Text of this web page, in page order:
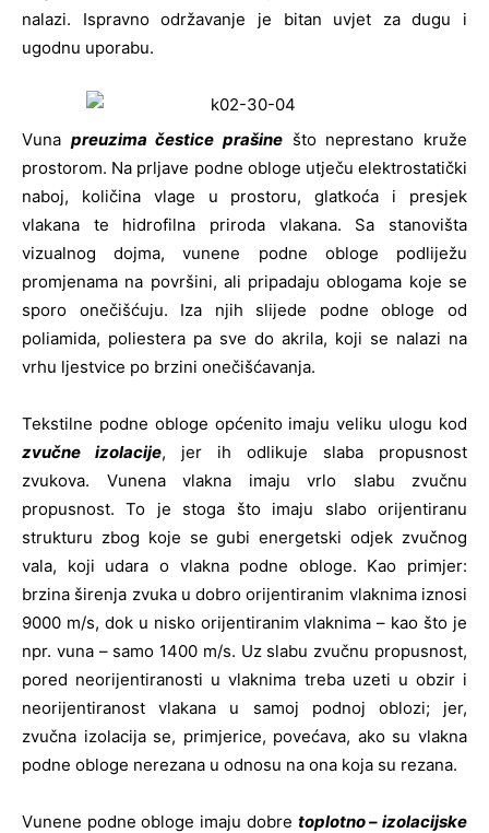
nalazi. Ispravno održavanje je bitan uvjet za dugu i
ugodnu uporabu.
Vuna preuzima čestice prašine što neprestano kruže
prostorom. Na prljave podne obloge utječu elektrostatički
naboj, količina vlage u prostoru, glatkoća i presjek
vlakana te hidrofilna priroda vlakana. Sa stanovišta
vizualnog dojma, vunene podne obloge podliježu
promjenama na površini, ali pripadaju oblogama koje se
sporo onečišćuju. Iza njih slijede podne obloge od
poliamida, poliestera pa sve do akrila, koji se nalazi na
vrhu ljestvice po brzini onečišćavanja.
Tekstilne podne obloge općenito imaju veliku ulogu kod
zvučne izolacije, jer ih odlikuje slaba propusnost
zvukova. Vunena vlakna imaju vrlo slabu zvučnu
propusnost. To je stoga što imaju slabo orijentiranu
strukturu zbog koje se gubi energetski odjek zvučnog
vala, koji udara o vlakna podne obloge. Kao primjer:
brzina širenja zvuka u dobro orijentiranim vlaknima iznosi
9000 m/s, dok u nisko orijentiranim vlaknima – kao što je
npr. vuna – samo 1400 m/s. Uz slabu zvučnu propusnost,
pored neorijentiranosti u vlaknima treba uzeti u obzir i
neorijentiranost vlakana u samoj podnoj oblozi; jer,
zvučna izolacija se, primjerice, povećava, ako su vlakna
podne obloge nerezana u odnosu na ona koja su rezana.
Vunene podne obloge imaju dobre toplotno – izolacijske